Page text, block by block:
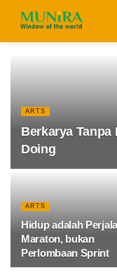
ARTS
Berkarya
Doing
ARTS
Hidup adalah
Maraton, bukan
Perlombaan Sprint